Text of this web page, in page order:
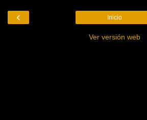
‹ Inicio
Ver versión web